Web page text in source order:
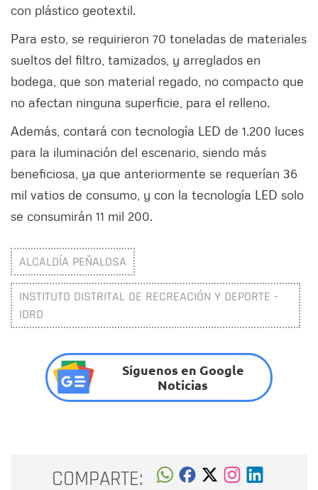
con plástico geotextil.
Para esto, se requirieron 70 toneladas de materiales
sueltos del filtro, tamizados, y arreglados en
bodega, que son material regado, no compacto que
no afectan ninguna superficie, para el relleno.
Además, contará con tecnología LED de 1.200 luces
para la iluminación del escenario, siendo más
beneficiosa, ya que anteriormente se requerían 36
mil vatios de consumo, y con la tecnología LED solo
se consumirán 11 mil 200.
ALCALDÍA PEÑALOSA
INSTITUTO DISTRITAL DE RECREACIÓN Y DEPORTE -
IDRD
Síguenos en Google
Noticias
COMPARTE: